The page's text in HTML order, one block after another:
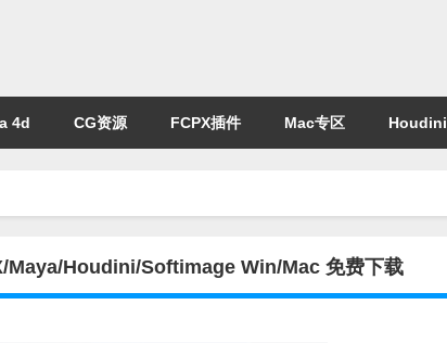
4d CG资源 FCPX插件 Mac专区 Houdini
Houdini/Softimage Win/Mac 免费下载